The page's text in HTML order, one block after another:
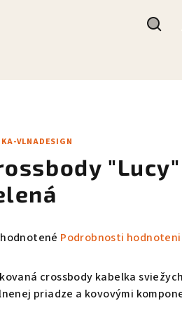
VLNADESIGN
Podrobnosti
crossbody kabelka
priadze a kovovými